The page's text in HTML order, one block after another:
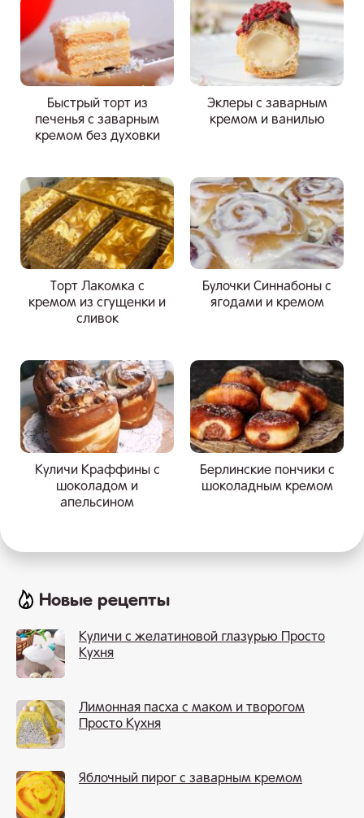
Быстрый торт из
печенья с заварным
кремом без духовки
Эклеры с заварным
кремом и ванилью
Торт Лакомка с
кремом из сгущенки и
сливок
Булочки Синнабоны с
ягодами и кремом
Куличи Краффины с
шоколадом и
апельсином
Берлинские пончики с
шоколадным кремом
Новые рецепты
Куличи с желатиновой глазурью Просто
Кухня
Лимонная пасха с маком и творогом
Просто Кухня
Яблочный пирог с заварным кремом